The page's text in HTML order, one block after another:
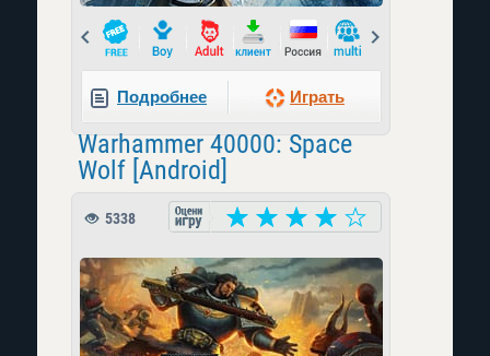
Prev
Подробнее Играть
Warhammer 40000: Space
Wolf [Android]
5338